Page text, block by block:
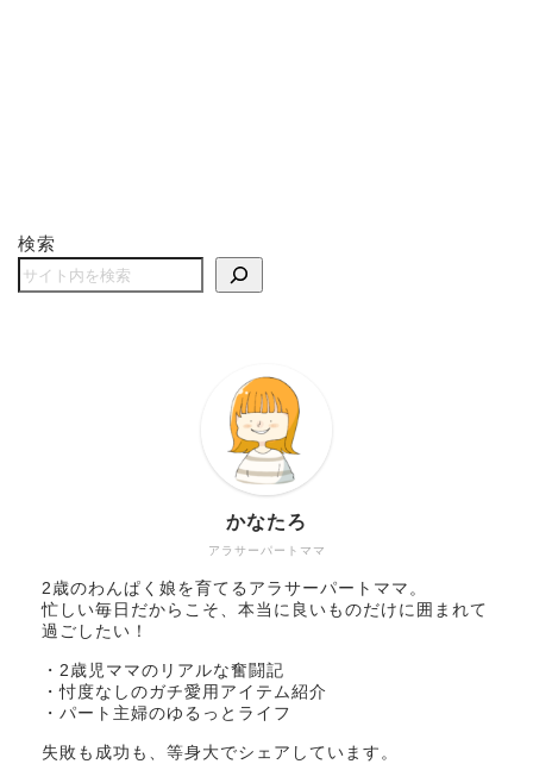
検索
アラサーパートママ
かなたろ
2歳のわんぱく娘を育てるアラサーパートママ。
忙しい毎日だからこそ、本当に良いものだけに囲まれて
過ごしたい！
・2歳児ママのリアルな奮闘記
・忖度なしのガチ愛用アイテム紹介
・パート主婦のゆるっとライフ
失敗も成功も、等身大でシェアしています。